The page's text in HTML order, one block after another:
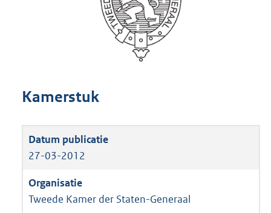
Kamerstuk
27-03-2012
Tweede Kamer der Staten-Generaal